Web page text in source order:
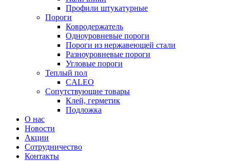
Профили штукатурные
Пороги
Ковродержатель
Одноуровневые пороги
Пороги из нержавеющей стали
Разноуровневые пороги
Угловые пороги
Теплый пол
CALEO
Сопутствующие товары
Клей, герметик
Подложка
О нас
Новости
Акции
Сотрудничество
Контакты